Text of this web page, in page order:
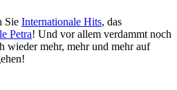
Sie Internationale Hits, das
Petra! Und vor allem verdammt noch
wieder mehr, mehr und mehr auf